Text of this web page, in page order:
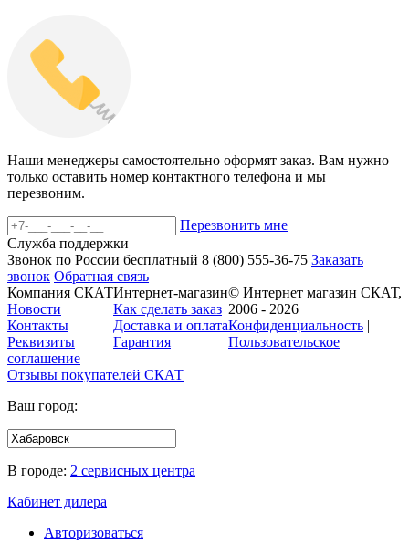
Наши менеджеры самостоятельно оформят заказ. Вам нужно
только оставить номер контактного телефона и мы
перезвоним.
Перезвонить мне
Служба поддержки
Звонок по России бесплатный 8 (800) 555-36-75 Заказать
звонок Обратная связь
Компания СКАТ
Новости
Контакты
Реквизиты
Интернет-магазин
Как сделать заказ
Доставка и оплата
Гарантия
© Интернет магазин СКАТ,
2006 - 2026
Конфиденциальность |
Пользовательское
соглашение
Отзывы покупателей СКАТ
Ваш город:
В городе: 2 сервисных центра
Кабинет дилера
Авторизоваться